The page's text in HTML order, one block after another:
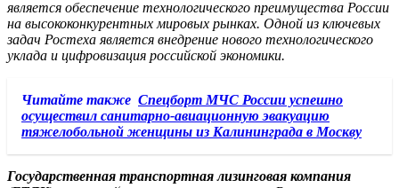
является обеспечение технологического преимущества России
на высококонкурентных мировых рынках. Одной из ключевых
задач Ростеха является внедрение нового технологического
уклада и цифровизация российской экономики.
Читайте также Спецборт МЧС России успешно
осуществил санитарно-авиационную эвакуацию
тяжелобольной женщины из Калининграда в Москву
Государственная транспортная лизинговая компания